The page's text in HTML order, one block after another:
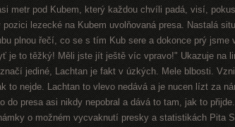
metr pod Kubem, který každou chvíli padá, visí,
lezecké na Kubem uvolňovaná presa. Nastalá
plnou řečí, co se s tím Kub sere a dokonce prý jsme
je to těžký! Měli jste jít ještě víc vpravo!" Ukazuje na
jediné, Lachtan je fakt v úzkých. Mele blbosti.
to nejde. Lachtan to vlevo nedává a je nucen lízt za
do presa asi nikdy nepobral a dává to tam, jak to
o možném vycvaknutí presky a statistikách Pita